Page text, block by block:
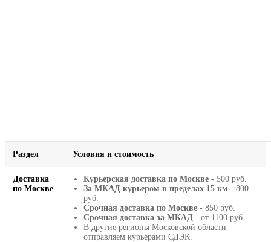
Раздел Условия и стоимость
Доставка
по Москве
Курьерская доставка по Москве - 500 руб.
За МКАД курьером в пределах 15 км - 800
руб.
Срочная доставка по Москве - 850 руб.
Срочная доставка за МКАД - от 1100 руб.
В другие регионы Московской области
отправляем курьерами СДЭК.